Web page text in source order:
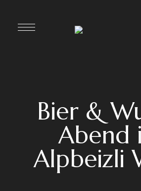
Bier &
Abend
Alpbeizli